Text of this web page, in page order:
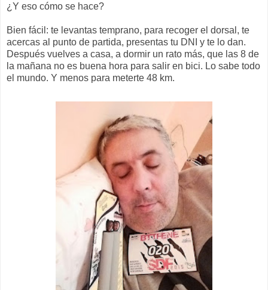
¿Y eso cómo se hace?
Bien fácil: te levantas temprano, para recoger el dorsal, te
acercas al punto de partida, presentas tu DNI y te lo dan.
Después vuelves a casa, a dormir un rato más, que las 8 de
la mañana no es buena hora para salir en bici. Lo sabe todo
el mundo. Y menos para meterte 48 km.